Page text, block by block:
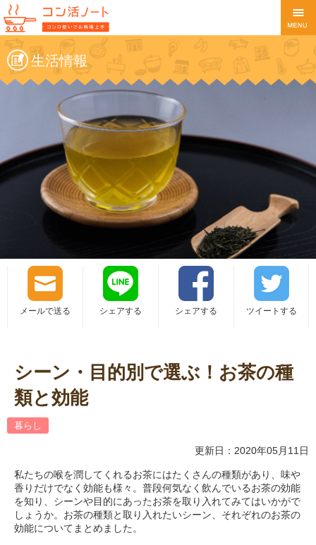
生活情報
メールで送る シェアする シェアする ツイートする
シーン・目的別で選ぶ！お茶の種
類と効能
暮らし
更新日：2020年05月11日
私たちの喉を潤してくれるお茶にはたくさんの種類があり、味や
香りだけでなく効能も様々。普段何気なく飲んでいるお茶の効能
を知り、シーンや目的にあったお茶を取り入れてみてはいかがで
しょうか。お茶の種類と取り入れたいシーン、それぞれのお茶の
効能についてまとめました。